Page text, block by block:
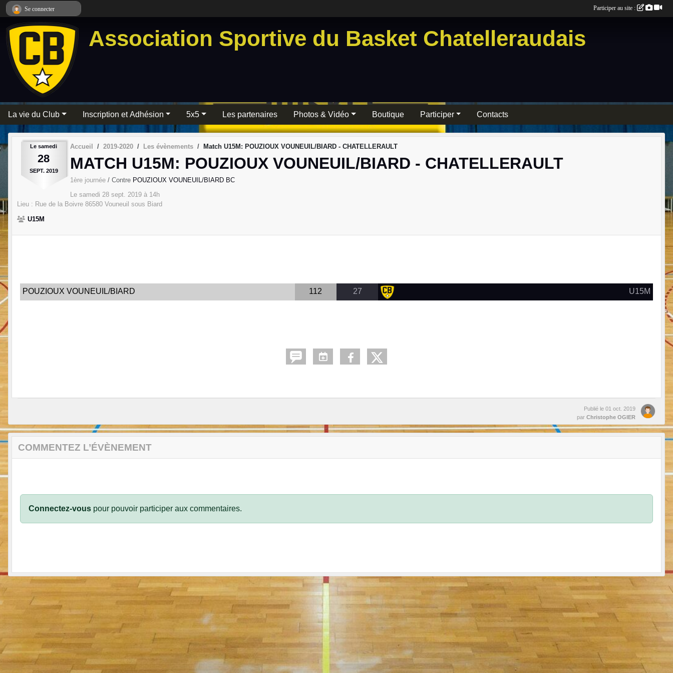
Association Sportive du Basket Chatelleraudais
La vie du Club Inscription et Adhésion 5x5 Les partenaires Photos & Vidéo Boutique Participer Contacts
Le samedi
28
SEPT. 2019
Accueil 2019-2020 Les évènements Match U15M: POUZIOUX VOUNEUIL/BIARD - CHATELLERAULT
MATCH U15M: POUZIOUX VOUNEUIL/BIARD - CHATELLERAULT
1ère journée / Contre POUZIOUX VOUNEUIL/BIARD BC
Le samedi 28 sept. 2019 à 14h
Lieu : Rue de la Boivre 86580 Vouneuil sous Biard
U15M
POUZIOUX VOUNEUIL/BIARD 112 27 U15M
Publié le 01 oct. 2019
par Christophe OGIER
COMMENTEZ L’ÉVÈNEMENT
Connectez-vous pour pouvoir participer aux commentaires.
Se connecter Participer au site :
Panneau de gestion des cookies